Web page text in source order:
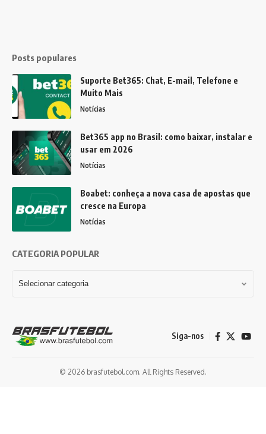
Posts populares
Suporte Bet365: Chat, E-mail, Telefone e
Muito Mais
Notícias
Bet365 app no Brasil: como baixar, instalar e
usar em 2026
Notícias
Boabet: conheça a nova casa de apostas que
cresce na Europa
Notícias
CATEGORIA POPULAR
Siga-nos
© 2026 brasfutebol.com. All Rights Reserved.